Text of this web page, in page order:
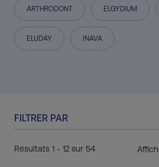
ARTHRODONT ELGYDIUM
ELUDAY INAVA
FILTRER PAR
Résultats 1 - 12 sur 54